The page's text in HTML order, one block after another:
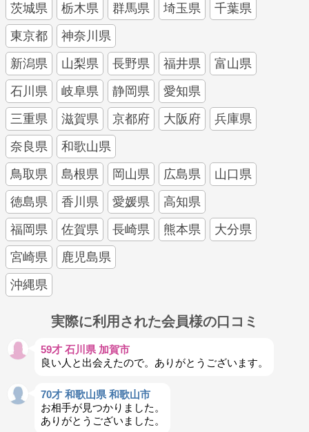
茨城県
栃木県 群馬県 埼玉県
千葉県
東京都
神奈川県
新潟県
山梨県 長野県 福井県
富山県
石川県
岐阜県 静岡県
愛知県
三重県
滋賀県 京都府 大阪府
兵庫県
奈良県
和歌山県
鳥取県
島根県 岡山県 広島県
山口県
徳島県
香川県 愛媛県
高知県
福岡県
佐賀県 長崎県 熊本県
大分県
宮崎県
鹿児島県
沖縄県
実際に利用された会員様の口コミ
59才 石川県 加賀市
良い人と出会えたので。ありがとうございます。
70才 和歌山県 和歌山市
お相手が見つかりました。
ありがとうございました。